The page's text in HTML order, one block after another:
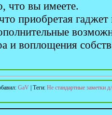
что вы имеете.
приобретая
и воплощения
: GaV Теги: Не стандартные заметки